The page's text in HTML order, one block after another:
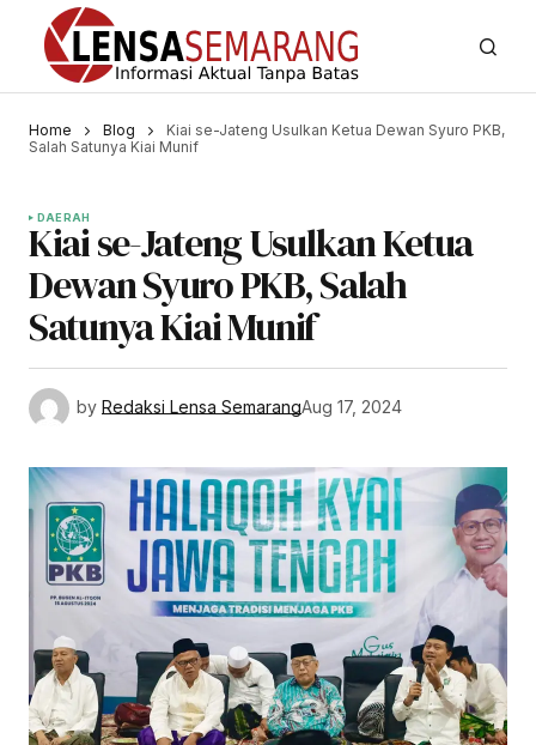
Home Blog
Kiai se-Jateng Usulkan Ketua Dewan Syuro PKB,
Salah Satunya Kiai Munif
DAERAH
Kiai se-Jateng Usulkan Ketua
Dewan Syuro PKB, Salah
Satunya Kiai Munif
by Redaksi Lensa SemarangAug 17, 2024